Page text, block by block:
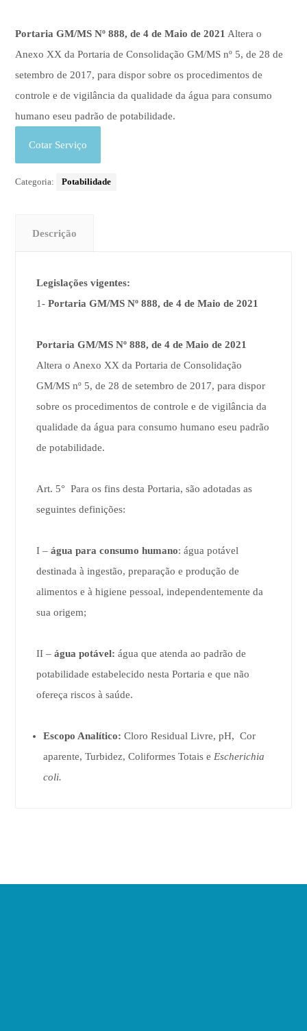
Portaria GM/MS Nº 888, de 4 de Maio de 2021 Altera o
Anexo XX da Portaria de Consolidação GM/MS nº 5, de 28 de
setembro de 2017, para dispor sobre os procedimentos de
controle e de vigilância da qualidade da água para consumo
humano eseu padrão de potabilidade.
Cotar Serviço
Categoria: Potabilidade
Descrição
Legislações vigentes:
1-Portaria GM/MS Nº 888, de 4 de Maio de 2021
Portaria GM/MS Nº 888, de 4 de Maio de 2021
Altera o Anexo XX da Portaria de Consolidação
GM/MS nº 5, de 28 de setembro de 2017, para dispor
sobre os procedimentos de controle e de vigilância da
qualidade da água para consumo humano eseu padrão
de potabilidade.
Art. 5° Para os fins desta Portaria, são adotadas as
seguintes definições:
I –água para consumo humano: água potável
destinada à ingestão, preparação e produção de
alimentos e à higiene pessoal, independentemente da
sua origem;
II –água potável: água que atenda ao padrão de
potabilidade estabelecido nesta Portaria e que não
ofereça riscos à saúde.
Escopo Analítico: Cloro Residual Livre, pH, Cor
aparente, Turbidez, Coliformes Totais e Escherichia
coli.